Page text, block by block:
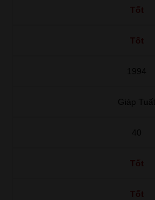
Tốt
Tốt
1994
Giáp Tuất
40
Tốt
Tốt